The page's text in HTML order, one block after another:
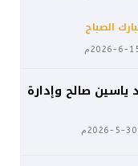
الصباح
ياسين صالح وإدارة